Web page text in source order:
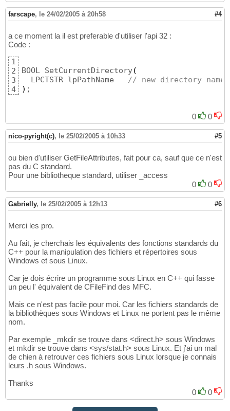
farscape, le 24/02/2005 à 20h58 #4
a ce moment la il est preferable d'utiliser l'api 32 :
Code :
1
2
3
4
BOOL SetCurrentDirectory(
  LPCTSTR lpPathName
// new directory name
) ;
0 0
nico-pyright(c), le 25/02/2005 à 10h33 #5
ou bien d'utiliser GetFileAttributes, fait pour ca, sauf que ce n'est
pas du C standard.
Pour une bibliotheque standard, utiliser _access
0
0
Gabrielly, le 25/02/2005 à 12h13 #6
Merci les pro.
Au fait, je cherchais les équivalents des fonctions standards du
C++ pour la manipulation des fichiers et répertoires sous
Windows et sous Linux.
Car je dois écrire un programme sous Linux en C++ qui fasse
un peu l' équivalent de CFileFind des MFC.
Mais ce n'est pas facile pour moi. Car les fichiers standards de
la bibliothèques sous Windows et Linux ne portent pas le même
nom.
Par exemple _mkdir se trouve dans <direct.h> sous Windows
et mkdir se trouve dans <sys/stat.h> sous Linux. Et j'ai un mal
de chien à retrouver ces fichiers sous Linux lorsque je connais
leurs .h sous Windows.
Thanks
0
0